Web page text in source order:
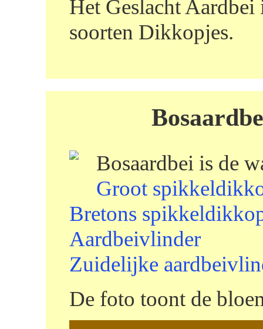
Het Geslacht
soorten Dikkopjes.
Bosaardbei is de
Groot
Bretons
Aardbeivlinder
Zuidelijke
De foto toont de